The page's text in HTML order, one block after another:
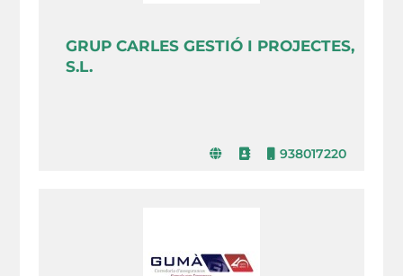
GRUP CARLES GESTIÓ I PROJECTES,
S.L.
938017220